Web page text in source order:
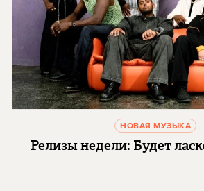
НОВАЯ МУЗЫКА
Релизы недели: Будет